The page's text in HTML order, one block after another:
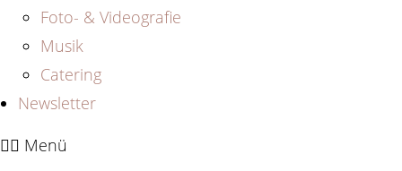
Foto- & Videografie
Musik
Catering
Newsletter
Menü